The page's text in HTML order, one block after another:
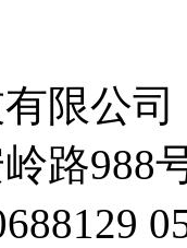
限公司
路988